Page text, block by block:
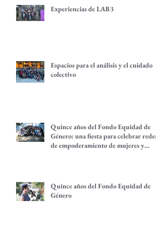
Experiencias de LAB3
Espacios para el análisis y el cuidado
colectivo
Quince años del Fondo Equidad de
Género: una fiesta para celebrar redes
de empoderamiento de mujeres y
Quince años del Fondo Equidad de
Género